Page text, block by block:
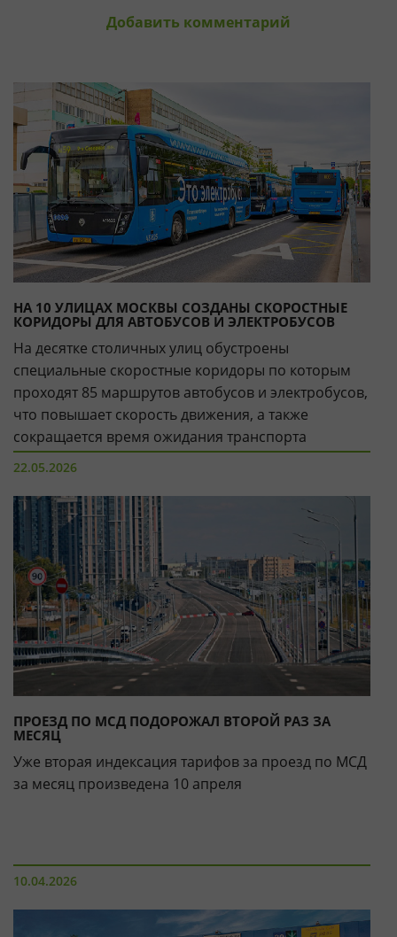
Добавить комментарий
НА 10 УЛИЦАХ МОСКВЫ СОЗДАНЫ СКОРОСТНЫЕ
КОРИДОРЫ ДЛЯ АВТОБУСОВ И ЭЛЕКТРОБУСОВ
На десятке столичных улиц обустроены
специальные скоростные коридоры по которым
проходят 85 маршрутов автобусов и электробусов,
что повышает скорость движения, а также
сокращается время ожидания транспорта
пассажирами
22.05.2026
ПРОЕЗД ПО МСД ПОДОРОЖАЛ ВТОРОЙ РАЗ ЗА
МЕСЯЦ
Уже вторая индексация тарифов за проезд по МСД
за месяц произведена 10 апреля
10.04.2026